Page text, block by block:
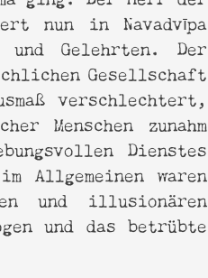
nun in Navadvīpa
Gelehrten. Der
Gesellschaft
verschlechtert,
Menschen zunahm
Dienstes
Allgemeinen waren
und illusionären
und das betrübte